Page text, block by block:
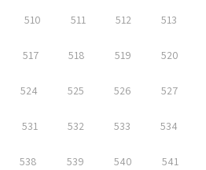
510 511 512 513
517 518 519 520
524 525 526 527
531 532 533 534
538 539 540 541